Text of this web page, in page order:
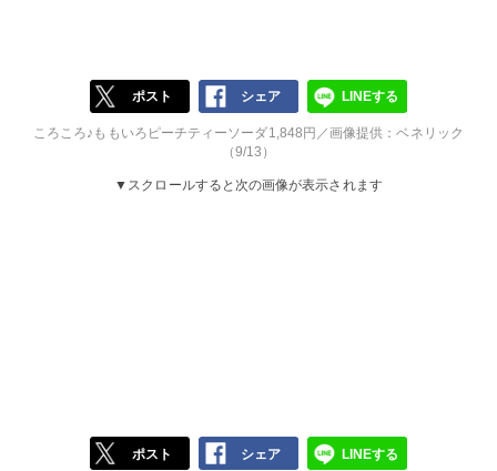
ポスト シェア LINEする
ころころ♪ももいろピーチティーソーダ1,848円／画像提供：ベネリック
（9/13）
▼スクロールすると次の画像が表示されます
ポスト シェア LINEする